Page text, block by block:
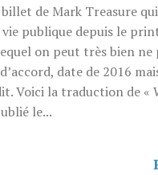
de Mark Treasure
publique depuis le
on peut très bien ne
date de 2016
Voici la traduction de «
le...